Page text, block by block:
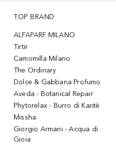
TOP BRAND
ALFAPARF MILANO
Tirtir
Camomilla Milano
The Ordinary
Dolce & Gabbana Profumo
Aveda - Botanical Repair
Phytorelax - Burro di Karitè
Missha
Giorgio Armani - Acqua di
Gioia